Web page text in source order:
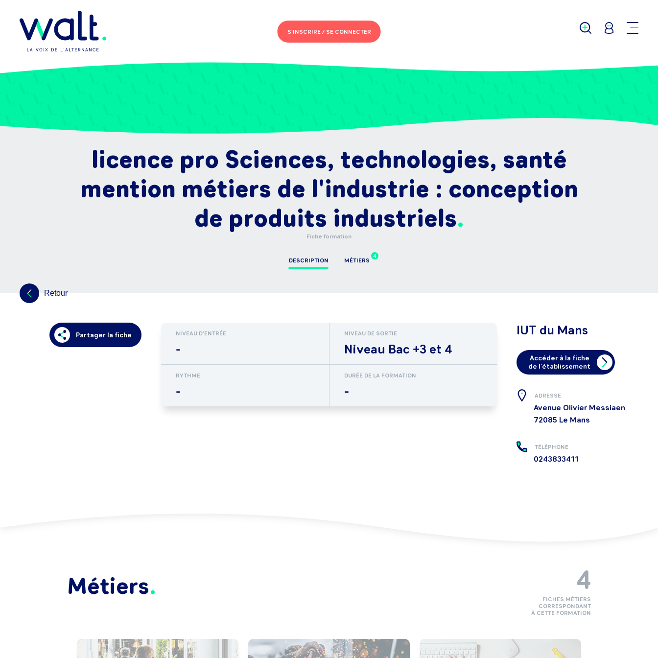
S'INSCRIRE /SE CONNECTER
licence pro Sciences, technologies, santé
mention métiers de l'industrie : conception
de produits industriels
Fiche formation
DESCRIPTION
4
MÉTIERS
Retour
Partager la fiche NIVEAU D'ENTRÉE
-
NIVEAU DE SORTIE
Niveau Bac +3 et 4
RYTHME
-
DURÉE DE LA FORMATION
-
IUT du Mans
Accéder à la fiche
de l'établissement
ADRESSE
Avenue Olivier Messiaen
72085 Le Mans
TÉLÉPHONE
0243833411
Métiers 4
FICHES MÉTIERS
CORRESPONDANT
À CETTE FORMATION